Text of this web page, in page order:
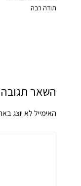
תודה רבה
השאר תגובה
האימייל לא יוצג